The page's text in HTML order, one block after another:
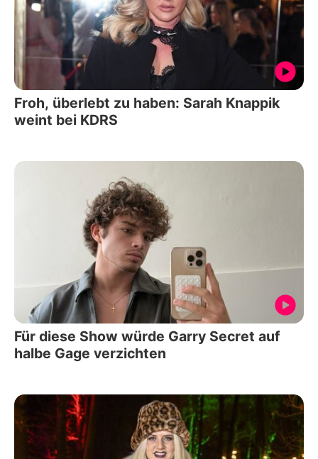
Froh, überlebt zu haben: Sarah Knappik
weint bei KDRS
Für diese Show würde Garry Secret auf
halbe Gage verzichten